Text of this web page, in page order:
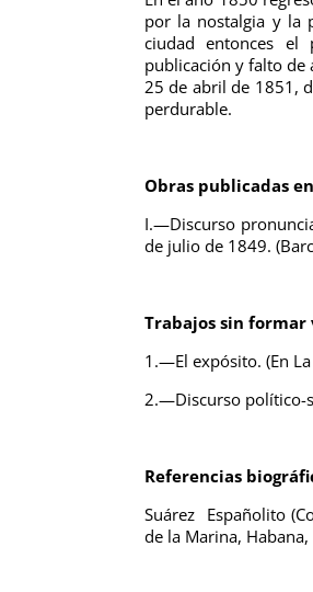
por la nostalgia y la
ciudad entonces el
publicación y falto de
25 de abril de 1851,
perdurable.
Obras publicadas
I.—Discurso
de julio de 1849.
Trabajos sin formar
1.—El expósito. (En
2.—Discurso político-
Referencias
Suárez Españolito
de la Marina,